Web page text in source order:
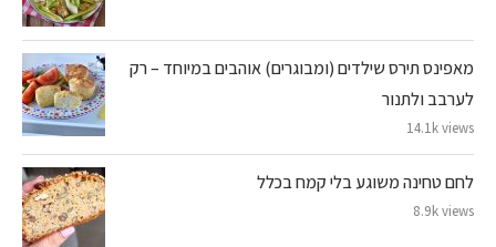
מאפינס תירס שילדים (ומבוגרים) אוהבים במיוחד – רק
לערבב ולתנור
14.1k views
לחם טחינה משוגע בלי קמח בכלל
8.9k views